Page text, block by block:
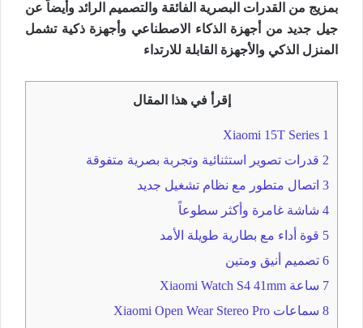
بمزيج من القدرات البصرية الفائقة والتصميم الرائد وأيضاً عن
جيل جديد من أجهزة الذكاء الاصطناعي وأجهزة ذكية تشمل
المنزل الذكي والأجهزة القابلة للارتداء
إقرأ في هذا المقال
1
2 قدرات تصوير استثنائية وتجربة بصرية متفوقة
3 اتصال متطور مع نظام تشغيل جديد
4 شاشة غامرة وأكثر سطوعاً
5 قوة أداء مع بطارية طويلة الأمد
6 تصميم أنيق ومتين
7 ساعة Xiaomi Watch S4 41mm
8 سماعات Xiaomi Open Wear Stereo Pro